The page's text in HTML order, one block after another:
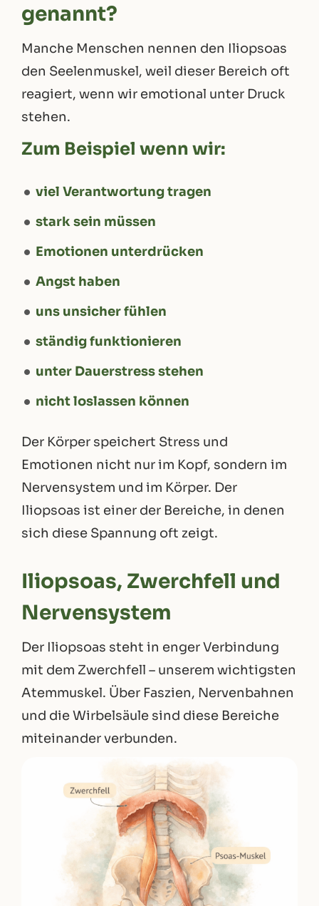
genannt?
Manche Menschen nennen den Iliopsoas
den Seelenmuskel, weil dieser Bereich oft
reagiert, wenn wir emotional unter Druck
stehen.
Zum Beispiel wenn wir:
viel Verantwortung tragen
stark sein müssen
Emotionen unterdrücken
Angst haben
uns unsicher fühlen
ständig funktionieren
unter Dauerstress stehen
nicht loslassen können
Der Körper speichert Stress und
Emotionen nicht nur im Kopf, sondern im
Nervensystem und im Körper. Der
Iliopsoas ist einer der Bereiche, in denen
sich diese Spannung oft zeigt.
Iliopsoas, Zwerchfell und
Nervensystem
Der Iliopsoas steht in enger Verbindung
mit dem Zwerchfell – unserem wichtigsten
Atemmuskel. Über Faszien, Nervenbahnen
und die Wirbelsäule sind diese Bereiche
miteinander verbunden.